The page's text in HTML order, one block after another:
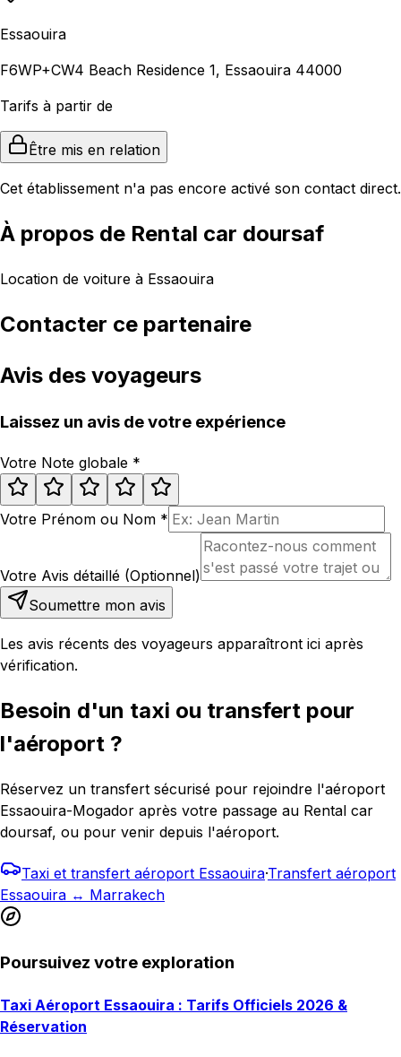
Essaouira
F6WP+CW4 Beach Residence 1, Essaouira 44000
Tarifs à partir de
Être mis en relation
Cet établissement n'a pas encore activé son contact direct.
À propos de Rental car doursaf
Location de voiture à Essaouira
Contacter ce partenaire
Avis des voyageurs
Laissez un avis de votre expérience
Votre Note globale *
Votre Prénom ou Nom *
Votre Avis détaillé (Optionnel)
Soumettre mon avis
Les avis récents des voyageurs apparaîtront ici après
vérification.
Besoin d'un taxi ou transfert pour
l'aéroport ?
Réservez un transfert sécurisé pour rejoindre l'aéroport
Essaouira-Mogador après votre passage au Rental car
doursaf, ou pour venir depuis l'aéroport.
Taxi et transfert aéroport Essaouira·Transfert aéroport
Essaouira ↔ Marrakech
Poursuivez votre exploration
Taxi Aéroport Essaouira : Tarifs Officiels 2026 &
Réservation